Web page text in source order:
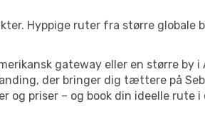
Hyppige ruter fra større globale
gateway eller en større by
der bringer dig tættere på
og priser – og book din ideelle rute i